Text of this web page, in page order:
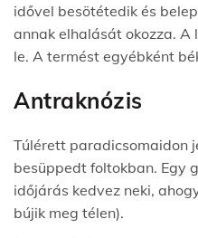
idővel besötétedik és
annak elhalását okozza. A
le. A termést egyébként
Antraknózis
Túlérett paradicsomaidon
besüppedt foltokban. Egy
időjárás kedvez neki,
bújik meg télen).